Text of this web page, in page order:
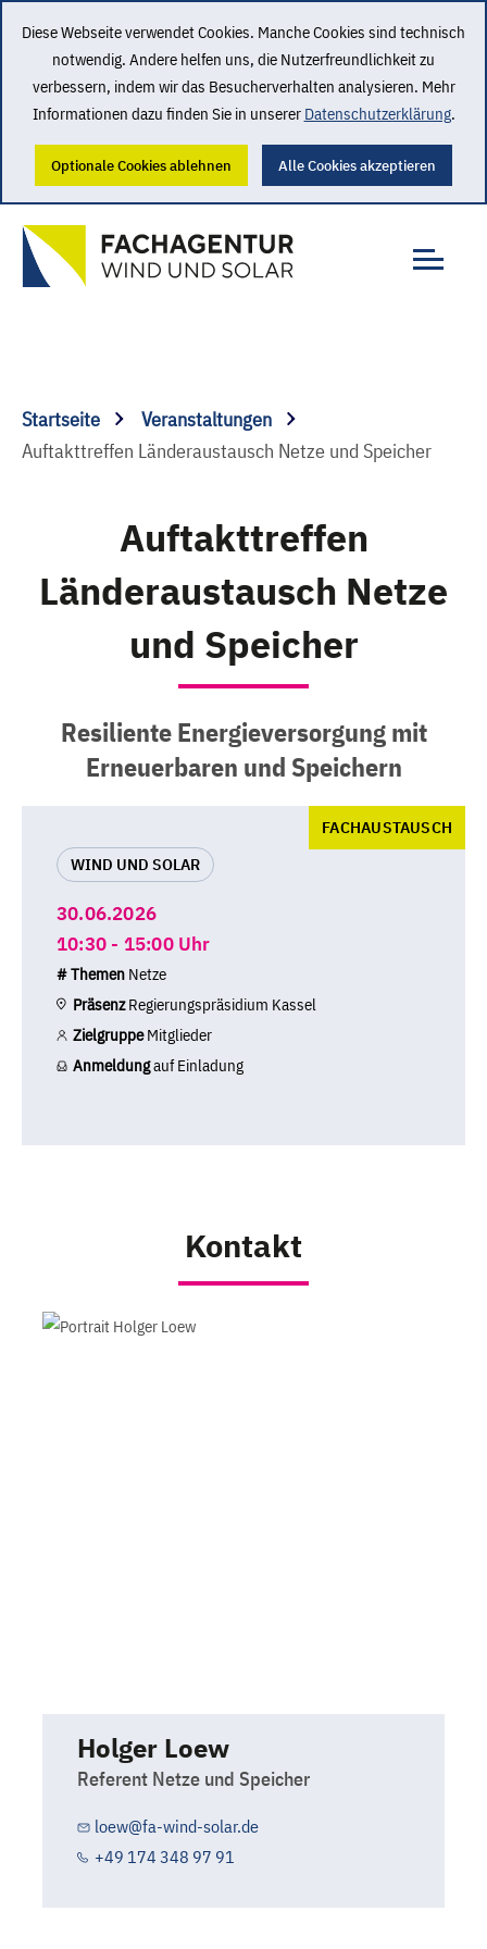
Diese Webseite verwendet Cookies. Manche Cookies sind technisch
notwendig. Andere helfen uns, die Nutzerfreundlichkeit zu
verbessern, indem wir das Besucherverhalten analysieren. Mehr
Informationen dazu finden Sie in unserer Datenschutzerklärung.
Optionale Cookies ablehnen Alle Cookies akzeptieren
Startseite
Veranstaltungen
Auftakttreffen Länderaustausch Netze und Speicher
Auftakttreffen
Länderaustausch Netze
und Speicher
Resiliente Energieversorgung mit
Erneuerbaren und Speichern
FACHAUSTAUSCH
WIND UND SOLAR
30.06.2026
10:30 - 15:00 Uhr
# Themen Netze
PräsenzRegierungspräsidium Kassel
ZielgruppeMitglieder
Anmeldungauf Einladung
Kontakt
Holger Loew
Referent Netze und Speicher
loew@fa-wind-solar.de
+49 174 348 97 91